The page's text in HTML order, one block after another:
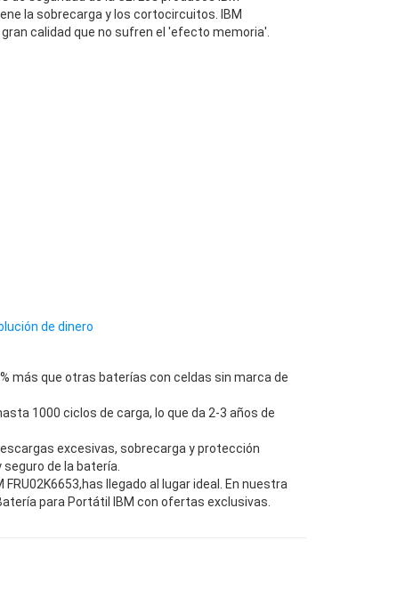
la sobrecarga y los cortocircuitos. IBM
calidad que no sufren el 'efecto memoria'.
de dinero
más que otras baterías con celdas sin marca de
1000 ciclos de carga, lo que da 2-3 años de
excesivas, sobrecarga y protección
de la batería.
llegado al lugar ideal. En nuestra
para Portátil IBM con ofertas exclusivas.